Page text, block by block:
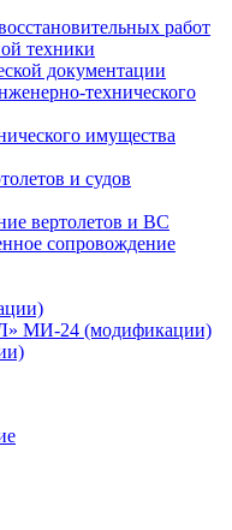
работ
техники
документации
технического
имущества
и судов
вертолетов и ВС
сопровождение
МИ-24 (модификации)